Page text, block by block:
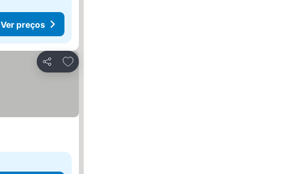
Ver preços
Partilhar
Adicionar aos favoritos